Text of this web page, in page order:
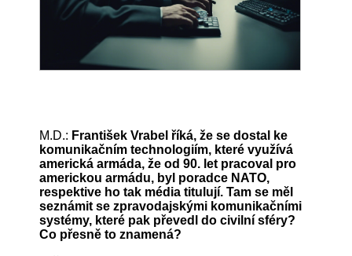
M.D.: František Vrabel říká, že se dostal ke
komunikačním technologiím, které využívá
americká armáda, že od 90. let pracoval pro
americkou armádu, byl poradce NATO,
respektive ho tak média titulují. Tam se měl
seznámit se zpravodajskými komunikačními
systémy, které pak převedl do civilní sféry?
Co přesně to znamená?